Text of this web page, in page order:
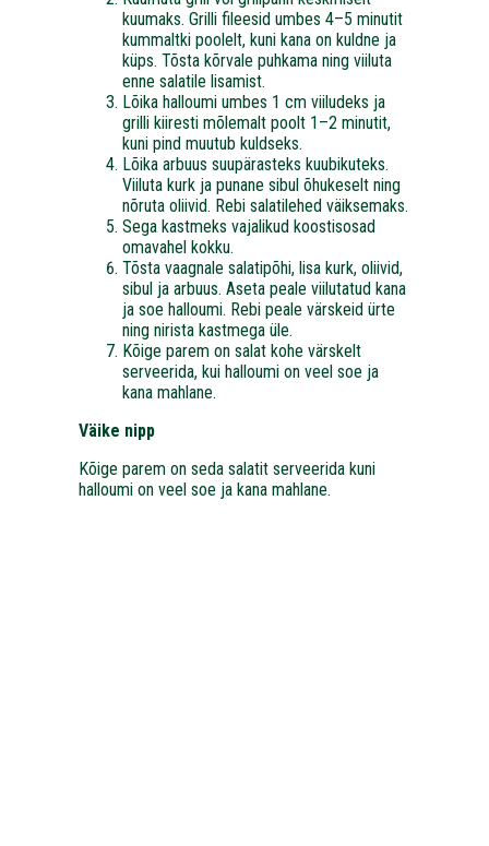
kuumaks. Grilli fileesid umbes 4–5 minutit
kummaltki poolelt, kuni kana on kuldne ja
küps. Tõsta kõrvale puhkama ning viiluta
enne salatile lisamist.
Lõika halloumi umbes 1 cm viiludeks ja
grilli kiiresti mõlemalt poolt 1–2 minutit,
kuni pind muutub kuldseks.
Lõika arbuus suupärasteks kuubikuteks.
Viiluta kurk ja punane sibul õhukeselt ning
nõruta oliivid. Rebi salatilehed väiksemaks.
Sega kastmeks vajalikud koostisosad
omavahel kokku.
Tõsta vaagnale salatipõhi, lisa kurk, oliivid,
sibul ja arbuus. Aseta peale viilutatud kana
ja soe halloumi. Rebi peale värskeid ürte
ning nirista kastmega üle.
Kõige parem on salat kohe värskelt
serveerida, kui halloumi on veel soe ja
kana mahlane.
Väike nipp
Kõige parem on seda salatit serveerida kuni
halloumi on veel soe ja kana mahlane.